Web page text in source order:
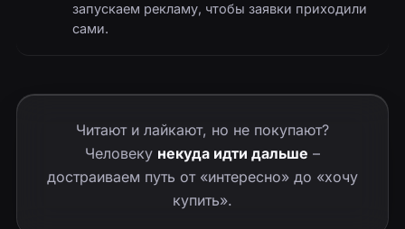
запускаем рекламу, чтобы заявки приходили
сами.
Читают и лайкают, но не покупают?
Человеку некуда идти дальше –
достраиваем путь от «интересно» до «хочу
купить».